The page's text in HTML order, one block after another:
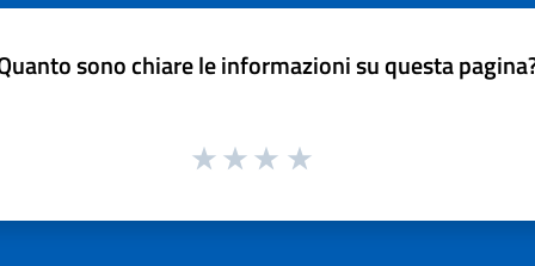
sono chiare le informazioni su questa